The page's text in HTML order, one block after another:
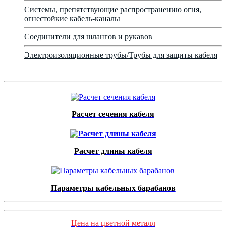
Системы, препятствующие распространению огня,
огнестойкие кабель-каналы
Соединители для шлангов и рукавов
Электроизоляционные трубы/Трубы для защиты кабеля
Расчет сечения кабеля
Расчет длины кабеля
Параметры кабельных барабанов
Цена на цветной металл